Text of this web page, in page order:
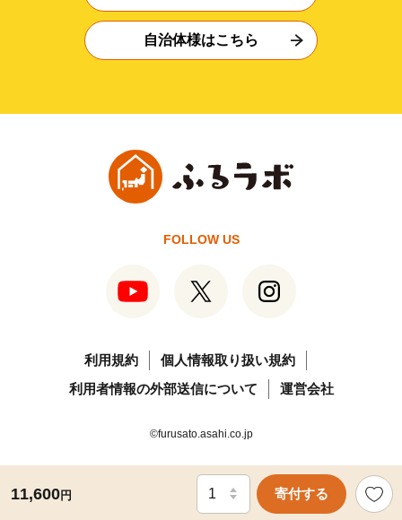
11,600円 寄付する
自治体様はこちら
FOLLOW US
利用規約
個人情報取り扱い規約
利用者情報の外部送信について
運営会社
©furusato.asahi.co.jp